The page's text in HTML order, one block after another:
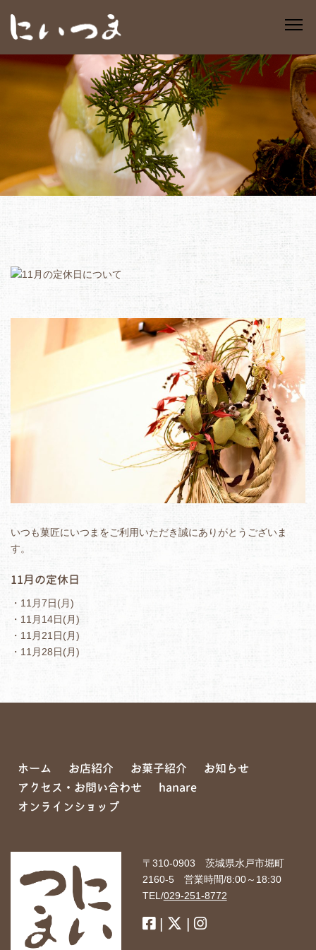
いつも菓匠にいつまをご利用いただき誠にありがとうございま
す。
11月の定休日
・11月7日(月)
・11月14日(月)
・11月21日(月)
・11月28日(月)
ホーム お店紹介 お菓子紹介
お知らせ
アクセス・お問い合わせ
hanare
オンラインショップ
〒310-0903 茨城県水戸市堀町
2160-5 営業時間/8:00～18:30
TEL/029-251-8772
| |